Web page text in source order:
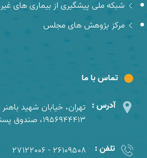
شبکه ملی پیشگیری از بیماری های
مرکز پژوهش های مجلس
تماس با ما
آدرس : تهران، خیابان شهید
1956944413، صندوق پستی 19575154
تلفن :